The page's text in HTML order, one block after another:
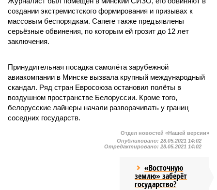
создании экстремистского формирования и призывах к
массовым беспорядкам. Сапеге также предъявлены
серьёзные обвинения, по которым ей грозит до 12 лет
заключения.
Принудительная посадка самолёта зарубежной
авиакомпании в Минске вызвала крупный международный
скандал. Ряд стран Евросоюза остановил полёты в
воздушном пространстве Белоруссии. Кроме того,
белорусские лайнеры начали разворачивать у границ
соседних государств.
Отдел новостей «Нашей версии»
Опубликовано: 28.05.2021 14:02
Отредактировано: 28.05.2021 14:02
«Восточную
землю» заберёт
государство?